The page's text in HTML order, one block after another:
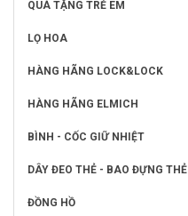
QUÀ TẶNG TRẺ EM
LỌ HOA
HÀNG HÃNG LOCK&LOCK
HÀNG HÃNG ELMICH
BÌNH - CỐC GIỮ NHIỆT
DÂY ĐEO THẺ - BAO ĐỰNG THẺ
ĐỒNG HỒ